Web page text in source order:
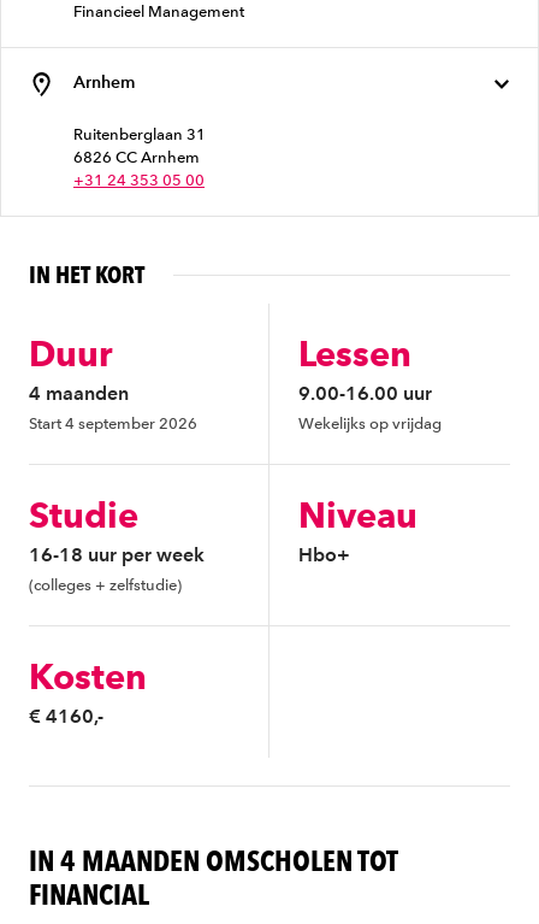
Financieel Management
Arnhem
Ruitenberglaan 31
6826 CC Arnhem
+31 24 353 05 00
IN HET KORT
Duur
4 maanden
Start 4 september 2026
Lessen
9.00-16.00 uur
Wekelijks op vrijdag
Studie
16-18 uur per week
(colleges + zelfstudie)
Niveau
Hbo+
Kosten
€ 4160,-
IN 4 MAANDEN OMSCHOLEN TOT
FINANCIAL